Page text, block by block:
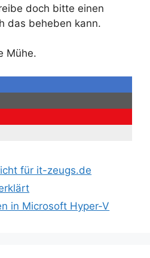
doch bitte einen
das beheben kann.
Mühe.
für it-zeugs.de
in Microsoft Hyper-V